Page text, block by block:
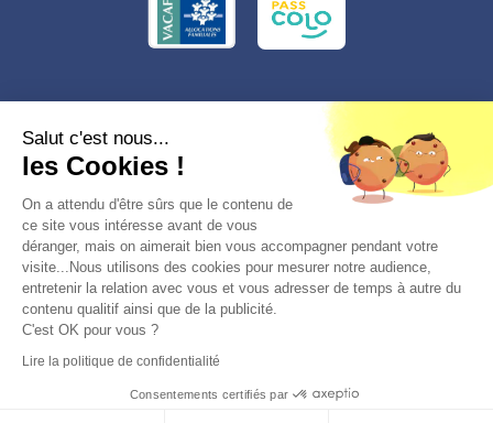
Conformément à la réglementation applicable en matière de données
personnelles, vous disposez d'un droit d'accès, de rectification et
d'effacement, du droit à la limitation du traitement des données vous
concernant. Vous pouvez consulter
notre politique de confidentialité
Préférences des cookies >
© 2026, Totemia
Plan du site
CGV/CGU
Politique de
Salut c'est nous...
les Cookies !
On a attendu d'être sûrs que le contenu de
ce site vous intéresse avant de vous
déranger, mais on aimerait bien vous accompagner pendant votre
visite...Nous utilisons des cookies pour mesurer notre audience,
entretenir la relation avec vous et vous adresser de temps à autre du
contenu qualitif ainsi que de la publicité.
C'est OK pour vous ?
Lire la politique de confidentialité
Consentements certifiés par